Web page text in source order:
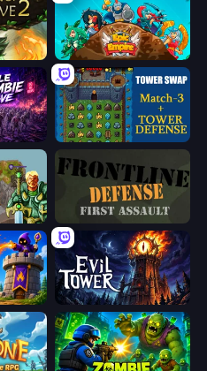
2 Epic Empire: Tower Defense
Idle Zombie Wave: Survivors Tower Swap
Frontline Defense
Mage Castle Idle Defense Evil Tower